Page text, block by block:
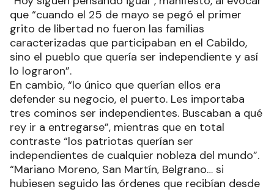
que “cuando el 25 de mayo se pegó el primer
grito de libertad no fueron las familias
caracterizadas que participaban en el Cabildo,
sino el pueblo que quería ser independiente y así
lo lograron”.
En cambio, “lo único que querían ellos era
defender su negocio, el puerto. Les importaba
tres cominos ser independientes. Buscaban a qué
rey ir a entregarse”, mientras que en total
contraste “los patriotas querían ser
independientes de cualquier nobleza del mundo”.
“Mariano Moreno, San Martín, Belgrano… si
hubiesen seguido las órdenes que recibían desde